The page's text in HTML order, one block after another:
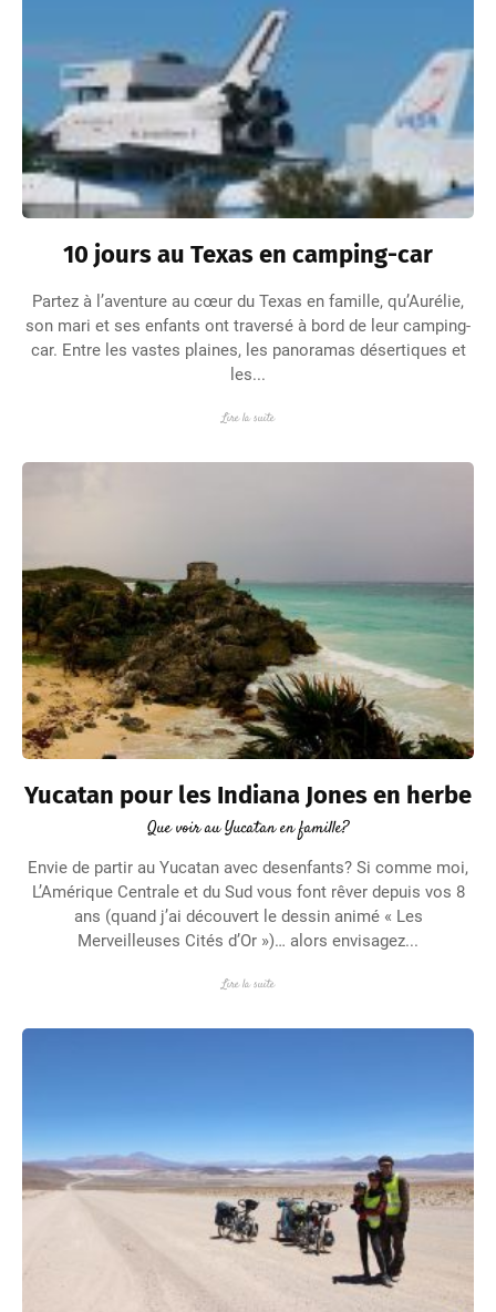
10 jours au Texas en camping-car
Partez à l’aventure au cœur du Texas en famille, qu’Aurélie,
son mari et ses enfants ont traversé à bord de leur camping-
car. Entre les vastes plaines, les panoramas désertiques et
les...
Lire la suite
Yucatan pour les Indiana Jones en herbe
Que voir au Yucatan en famille?
Envie de partir au Yucatan avec desenfants? Si comme moi,
L’Amérique Centrale et du Sud vous font rêver depuis vos 8
ans (quand j’ai découvert le dessin animé « Les
Merveilleuses Cités d’Or »)… alors envisagez...
Lire la suite